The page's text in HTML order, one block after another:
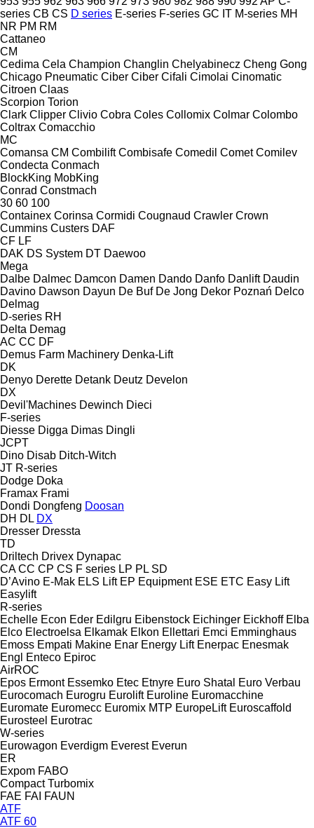
series CB CS D series E-series F-series GC IT M-series MH
NR PM RM
Cattaneo
CM
Cedima Cela Champion Changlin Chelyabinecz Cheng Gong
Chicago Pneumatic Ciber Ciber Cifali Cimolai Cinomatic
Citroen Claas
Scorpion Torion
Clark Clipper Clivio Cobra Coles Collomix Colmar Colombo
Coltrax Comacchio
MC
Comansa CM Combilift Combisafe Comedil Comet Comilev
Condecta Conmach
BlockKing MobKing
Conrad Constmach
30 60 100
Containex Corinsa Cormidi Cougnaud Crawler Crown
Cummins Custers DAF
CF LF
DAK DS System DT Daewoo
Mega
Dalbe Dalmec Damcon Damen Dando Danfo Danlift Daudin
Davino Dawson Dayun De Buf De Jong Dekor Poznań Delco
Delmag
D-series RH
Delta Demag
AC CC DF
Demus Farm Machinery Denka-Lift
DK
Denyo Derette Detank Deutz Develon
DX
Devil'Machines Dewinch Dieci
F-series
Diesse Digga Dimas Dingli
JCPT
Dino Disab Ditch-Witch
JT R-series
Dodge Doka
Framax Frami
Dondi Dongfeng Doosan
DH DL DX
Dresser Dressta
TD
Driltech Drivex Dynapac
CA CC CP CS F series LP PL SD
D’Avino E-Mak ELS Lift EP Equipment ESE ETC Easy Lift
Easylift
R-series
Echelle Econ Eder Edilgru Eibenstock Eichinger Eickhoff Elba
Elco Electroelsa Elkamak Elkon Ellettari Emci Emminghaus
Emoss Empati Makine Enar Energy Lift Enerpac Enesmak
Engl
Enteco Epiroc
AirROC
Epos Ermont Essemko Etec Etnyre Euro Shatal
Euro Verbau
Eurocomach Eurogru Eurolift Euroline Euromacchine
Euromate Euromecc Euromix MTP EuropeLift Euroscaffold
Eurosteel Eurotrac
W-series
Eurowagon Everdigm Everest Everun
ER
Expom FABO
Compact Turbomix
FAE FAI FAUN
ATF
ATF 60